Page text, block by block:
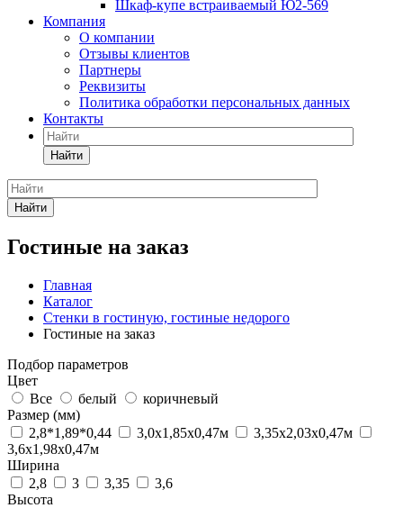
Шкаф-купе встраиваемый Ю2-569
Компания
О компании
Отзывы клиентов
Партнеры
Реквизиты
Политика обработки персональных данных
Контакты
Найти
Найти
Гостиные на заказ
Главная
Каталог
Стенки в гостиную, гостиные недорого
Гостиные на заказ
Подбор параметров
Цвет
Все
белый
коричневый
Размер (мм)
2,8*1,89*0,44
3,0х1,85х0,47м
3,35х2,03х0,47м
3,6х1,98х0,47м
Ширина
2,8
3 3,35
3,6
Высота